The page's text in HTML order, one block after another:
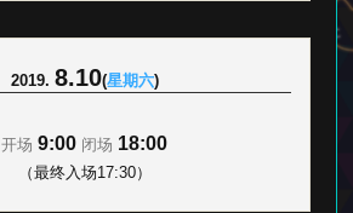
2019. 8.10(星期六)
开场 9:00 闭场 18:00
（最终入场17:30）